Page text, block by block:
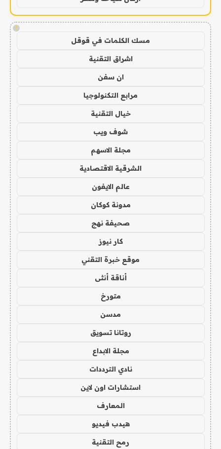
!
مسك الكلمات في قوقل
اشراق التقنية
ان سفن
مرابع التكنولوجيا
خيال التقنية
شوف ويب
مجلة الاسهم
الشرقية الاقتصادية
عالم الايفون
مدونة كوكان
صحيفة نهج
كار نيوز
موقع خبرة التقني
أناقة أنثى
متورخ
مدسن
روتانا تسويق
مجلة الابداع
نادي الترددات
استشارات اون لاين
المعارف
هيدب فيديو
رمح التقنية